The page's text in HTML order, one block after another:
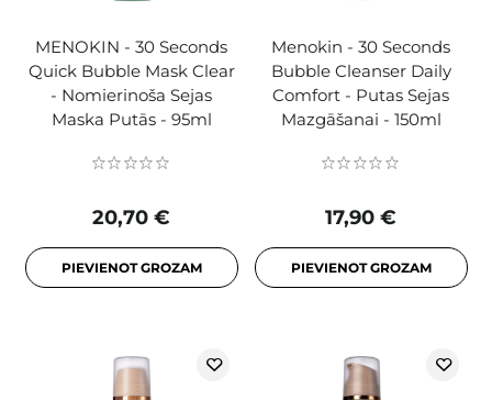
MENOKIN - 30 Seconds
Quick Bubble Mask Clear
- Nomierinoša Sejas
Maska Putās - 95ml
20,70 €
PIEVIENOT GROZAM
Menokin - 30 Seconds
Bubble Cleanser Daily
Comfort - Putas Sejas
Mazgāšanai - 150ml
17,90 €
PIEVIENOT GROZAM